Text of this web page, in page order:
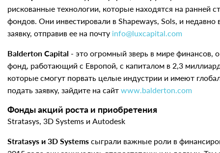
рискованные технологии, которые находятся на ранней
фондов. Они инвестировали в Shapeways, Sols, и
заявку, отправив ее на почту info@luxcapital.com
Balderton Capital - это огромный зверь в мире
фонд, работающий с Европой, с капиталом в 2,3
которые смогут порвать целые индустрии и имеют
подать заявку, зайдите на сайт www.balderton.com
Фонды акций роста и приобретения
Stratasys, 3D Systems и Autodesk
Stratasys и 3D Systems сыграли важные роли в